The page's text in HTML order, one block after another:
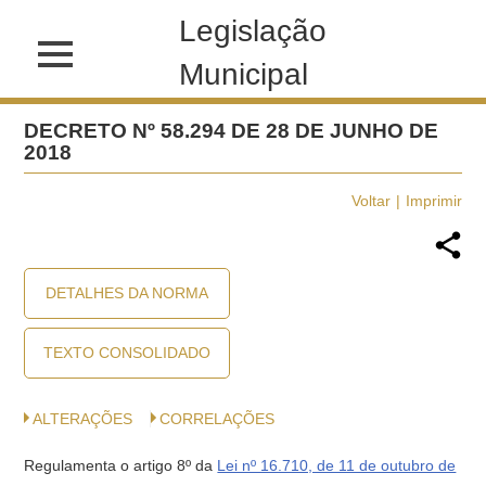
Legislação
Municipal
DECRETO Nº 58.294 DE 28 DE JUNHO DE
2018
Voltar Imprimir
DETALHES DA NORMA
TEXTO CONSOLIDADO
ALTERAÇÕES CORRELAÇÕES
Regulamenta o artigo 8º da Lei nº 16.710, de 11 de outubro de